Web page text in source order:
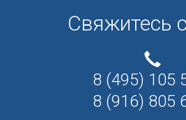
Свяжитесь
8 (495) 105
8 (916) 805